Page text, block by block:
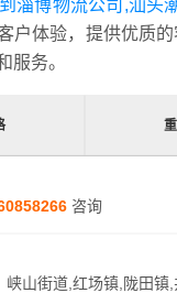
淄博物流公司,汕头
户体验，提供优质
服务。
咨询
峡山街道,红场镇,陇田镇